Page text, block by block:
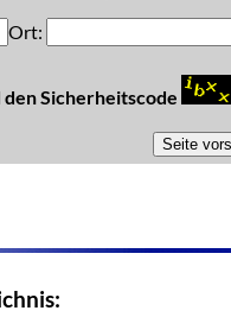
Ort:
Sicherheitscode